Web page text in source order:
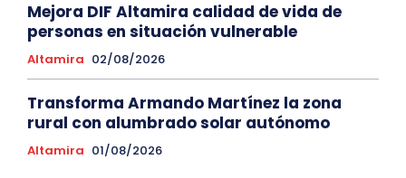
Mejora DIF Altamira calidad de vida de
personas en situación vulnerable
Altamira 02/08/2026
Transforma Armando Martínez la zona
rural con alumbrado solar autónomo
Altamira 01/08/2026